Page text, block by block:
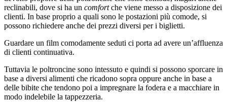
reclinabili, dove si ha un comfortche viene messo a disposizione dei
clienti. In base proprio a quali sono le postazioni più comode, si
possono richiedere anche dei prezzi diversi per i biglietti.
Guardare un film comodamente seduti ci porta ad avere un’affluenza
di clienti continuativa.
Tuttavia le poltroncine sono intessuto e quindi si possono sporcare in
base a diversi alimenti che ricadono sopra oppure anche in base a
delle bibite che tendono poi a impregnare la fodera e a macchiare in
modo indelebile la tappezzeria.